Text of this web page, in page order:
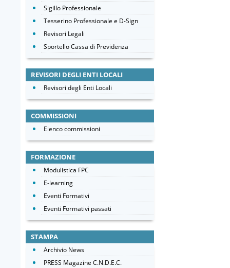
Sigillo Professionale
Tesserino Professionale e D-Sign
Revisori Legali
Sportello Cassa di Previdenza
REVISORI DEGLI ENTI LOCALI
Revisori degli Enti Locali
COMMISSIONI
Elenco commissioni
FORMAZIONE
Modulistica FPC
E-learning
Eventi Formativi
Eventi Formativi passati
STAMPA
Archivio News
PRESS Magazine C.N.D.E.C.